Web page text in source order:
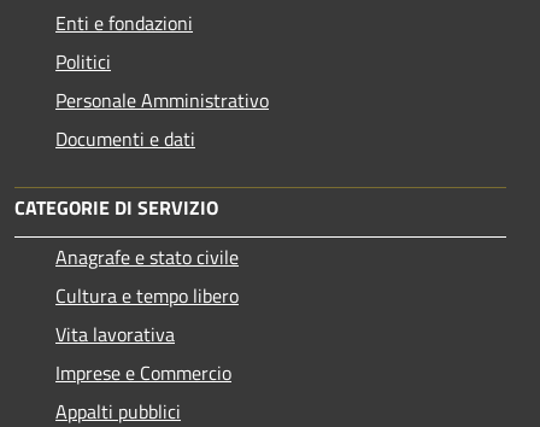
Enti e fondazioni
Politici
Personale Amministrativo
Documenti e dati
CATEGORIE DI SERVIZIO
Anagrafe e stato civile
Cultura e tempo libero
Vita lavorativa
Imprese e Commercio
Appalti pubblici